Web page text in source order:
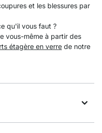
et les blessures par
qu'il vous faut ?
vous-même à partir des
étagère en verre de notre